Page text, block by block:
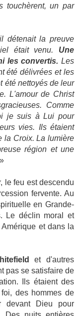
touchèrent, un par
détenait la preuve
était venu. Une
les convertis. Les
été délivrées et les
été nettoyés de leur
L'amour de Christ
Comme
je suis à Lui pour
vies. Ils étaient
la Croix. La lumière
région et une
»
le feu est descendu
fervente. Au
en Grande-
Le déclin moral et
et dans la
et d'autres
pas se satisfaire de
Ils étaient des
des hommes de
devant Dieu pour